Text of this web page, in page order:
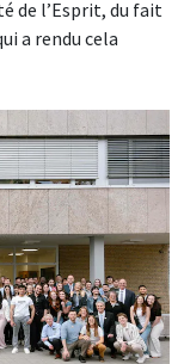
de l’Esprit, du fait
a rendu cela